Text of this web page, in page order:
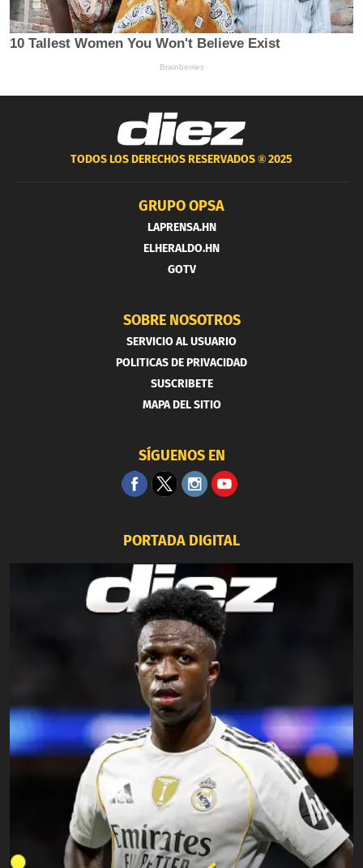
TODOS LOS DERECHOS RESERVADOS ®2025
GRUPO OPSA
LAPRENSA.HN
ELHERALDO.HN
GOTV
SOBRE NOSOTROS
SERVICIO AL USUARIO
POLITICAS DE PRIVACIDAD
SUSCRIBETE
MAPA DEL SITIO
SÍGUENOS EN
PORTADA DIGITAL